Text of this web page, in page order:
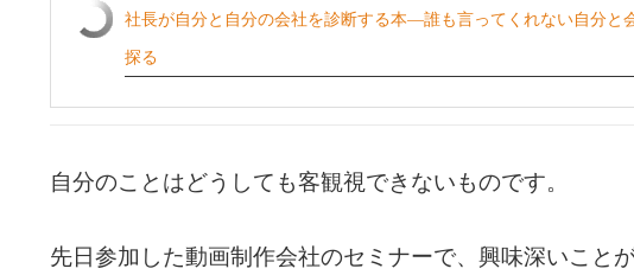
社長が自分と自分の会社を診断する本―誰も言ってくれない自分と
探る
自分のことはどうしても客観視できないものです。
先日参加した動画制作会社のセミナーで、興味深いことが